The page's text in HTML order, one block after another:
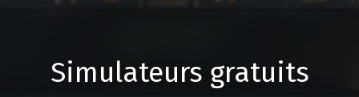
Simulateurs gratuits